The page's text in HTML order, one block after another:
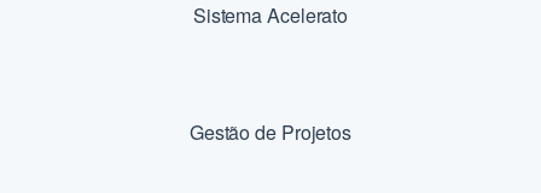
Sistema Acelerato
Gestão de Projetos